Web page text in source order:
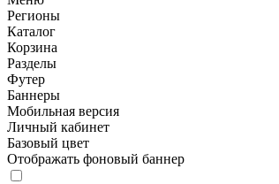
Регионы
Каталог
Корзина
Разделы
Футер
Баннеры
Мобильная версия
Личный кабинет
Базовый цвет
Отображать фоновый баннер